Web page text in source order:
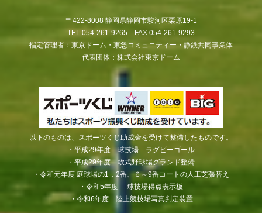
〒422-8008 静岡県静岡市駿河区栗原19-1
TEL.054-261-9265 FAX.054-261-9293
指定管理者：東京ドーム・東急コミュニティー・静鉄共同事業体
代表団体：株式会社東京ドーム
以下のものは、スポーツくじ助成金を受けて整備したものです。
・平成29年度 球技場 ラグビーゴール
・平成29年度 軟式野球場グランド整備
・令和元年度 庭球場の1，2番、６～9番コートの人工芝張替え
・令和5年度 球技場得点表示板
・令和6年度 陸上競技場写真判定装置